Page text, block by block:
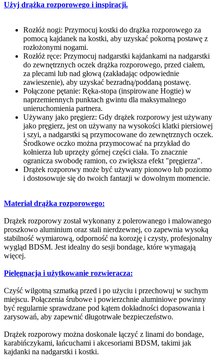
Użyj drążka rozporowego i inspiracji.
Rozłóż nogi: Przymocuj kostki do drążka rozporowego za
pomocą kajdanek na kostki, aby uzyskać pokorną postawę z
rozłożonymi nogami.
Rozłóż ręce: Przymocuj nadgarstki kajdankami na nadgarstki
do zewnętrznych oczek drążka rozporowego, przed ciałem,
za plecami lub nad głową (zakładając odpowiednie
zawieszenie), aby uzyskać bezradną/poddaną postawę.
Połączone pętanie: Ręka-stopa (inspirowane Hogtie) w
naprzemiennych punktach gwintu dla maksymalnego
unieruchomienia partnera.
Używany jako pręgierz: Gdy drążek rozporowy jest używany
jako pręgierz, jest on używany na wysokości klatki piersiowej
i szyi, a nadgarstki są przymocowane do zewnętrznych oczek.
Środkowe oczko można przymocować na przykład do
kołnierza lub uprzęży górnej części ciała. To znacznie
ogranicza swobodę ramion, co zwiększa efekt "pręgierza".
Drążek rozporowy może być używany pionowo lub poziomo
i dostosowuje się do twoich fantazji w dowolnym momencie.
Materiał drążka rozporowego:
Drążek rozporowy został wykonany z polerowanego i malowanego
proszkowo aluminium oraz stali nierdzewnej, co zapewnia wysoką
stabilność wymiarową, odporność na korozję i czysty, profesjonalny
wygląd BDSM. Jest idealny do sesji bondage, które wymagają
więcej.
Pielęgnacja i użytkowanie rozwieracza:
Czyść wilgotną szmatką przed i po użyciu i przechowuj w suchym
miejscu. Połączenia śrubowe i powierzchnie aluminiowe powinny
być regularnie sprawdzane pod kątem dokładności dopasowania i
zarysowań, aby zapewnić długotrwałe bezpieczeństwo.
Drążek rozporowy można doskonale łączyć z linami do bondage,
karabińczykami, łańcuchami i akcesoriami BDSM, takimi jak
kajdanki na nadgarstki i kostki.